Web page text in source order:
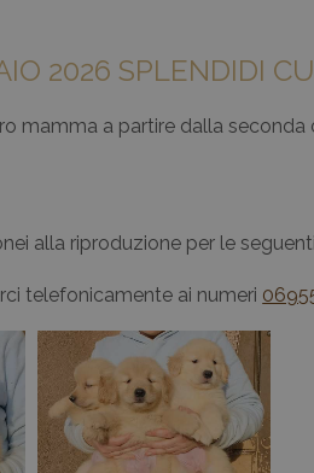
2026 SPLENDIDI
mamma a partire dalla
alla riproduzione per le
telefonicamente ai numeri